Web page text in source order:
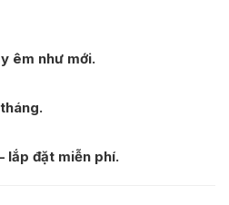
êm như mới.
lắp đặt miễn phí.